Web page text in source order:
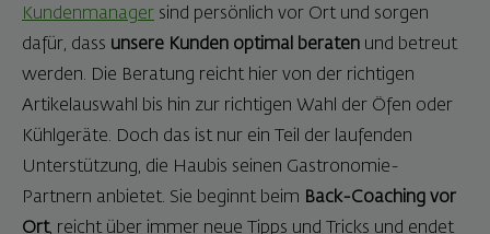
Kundenmanager sind persönlich vor Ort und sorgen
dafür, dass unsere Kunden optimal beraten und betreut
werden. Die Beratung reicht hier von der richtigen
Artikelauswahl bis hin zur richtigen Wahl der Öfen oder
Kühlgeräte. Doch das ist nur ein Teil der laufenden
Unterstützung, die Haubis seinen Gastronomie-
Partnern anbietet. Sie beginnt beim Back-Coaching vor
Ort, reicht über immer neue Tipps und Tricks und endet